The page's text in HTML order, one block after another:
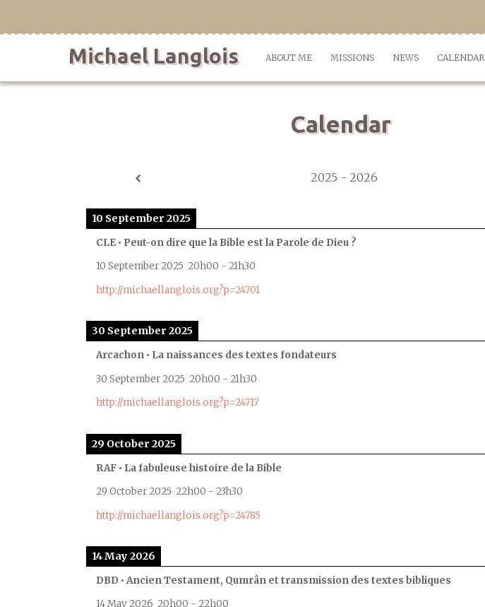
Michael Langlois ABOUT ME MISSIONS NEWS CALENDAR
Calendar
2025 - 2026
10 September 2025
CLE • Peut-on dire que la Bible est la Parole de Dieu ?
10 September 2025 20h00 - 21h30
http://michaellanglois.org?p=24701
30 September 2025
Arcachon • La naissances des textes fondateurs
30 September 2025 20h00 - 21h30
http://michaellanglois.org?p=24717
29 October 2025
RAF • La fabuleuse histoire de la Bible
29 October 2025 22h00 - 23h30
http://michaellanglois.org?p=24785
14 May 2026
DBD • Ancien Testament, Qumrân et transmission des textes bibliques
14 May 2026 20h00 - 22h00